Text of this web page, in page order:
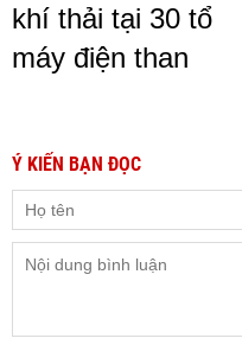
khí thải tại 30 tổ
máy điện than
Ý KIẾN BẠN ĐỌC